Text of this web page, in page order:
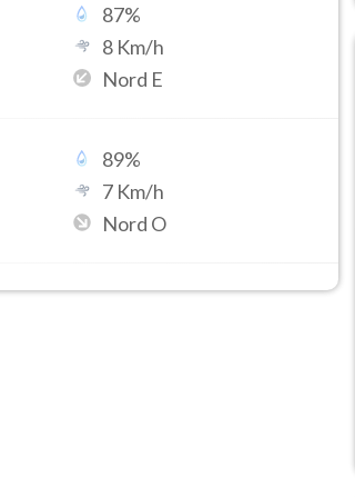
87%
8 Km/h
Nord E
89%
7 Km/h
Nord O